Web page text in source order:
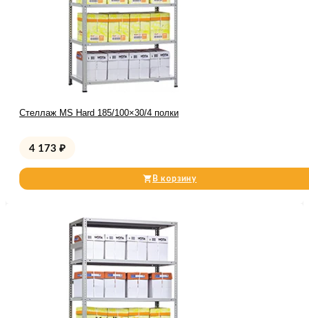
Стеллаж MS Hard 185/100×30/4 полки
4 173 ₽
В корзину